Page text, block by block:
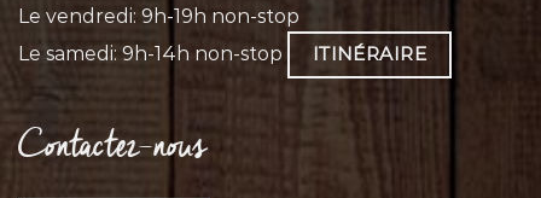
Le vendredi: 9h-19h non-stop
Le samedi: 9h-14h non-stop
ITINÉRAIRE
Contactez-nous